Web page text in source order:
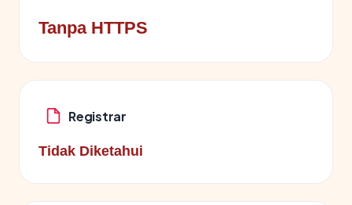
Tanpa HTTPS
Registrar
Tidak Diketahui